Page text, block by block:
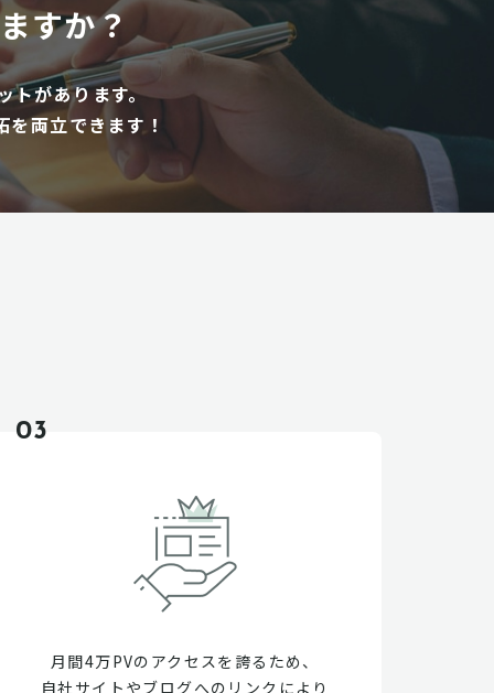
すか？
トがあります。
両立できます！
03
月間4万PVのアクセスを誇るため、
自社サイトやブログへのリンクにより